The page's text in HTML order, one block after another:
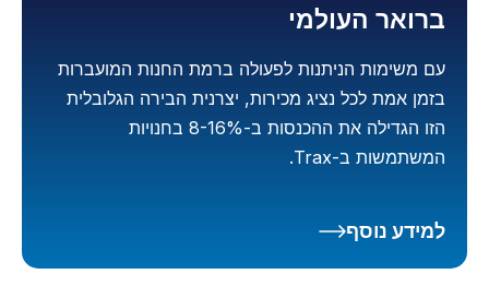
ברואר העולמי
עם משימות הניתנות לפעולה ברמת החנות המועברות
בזמן אמת לכל נציג מכירות, יצרנית הבירה הגלובלית
הזו הגדילה את ההכנסות ב-8-16% בחנויות
המשתמשות ב-Trax.
למידע נוסף